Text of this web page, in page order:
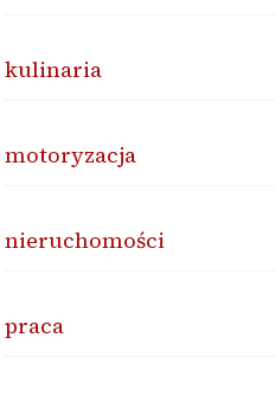
kulinaria
motoryzacja
nieruchomości
praca